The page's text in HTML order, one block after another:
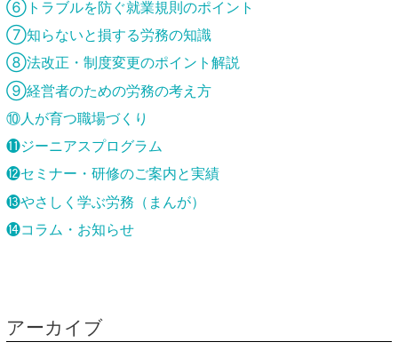
⑥トラブルを防ぐ就業規則のポイント
⑦知らないと損する労務の知識
⑧法改正・制度変更のポイント解説
⑨経営者のための労務の考え方
⑩人が育つ職場づくり
⓫ジーニアスプログラム
⓬セミナー・研修のご案内と実績
⓭やさしく学ぶ労務（まんが）
⓮コラム・お知らせ
アーカイブ